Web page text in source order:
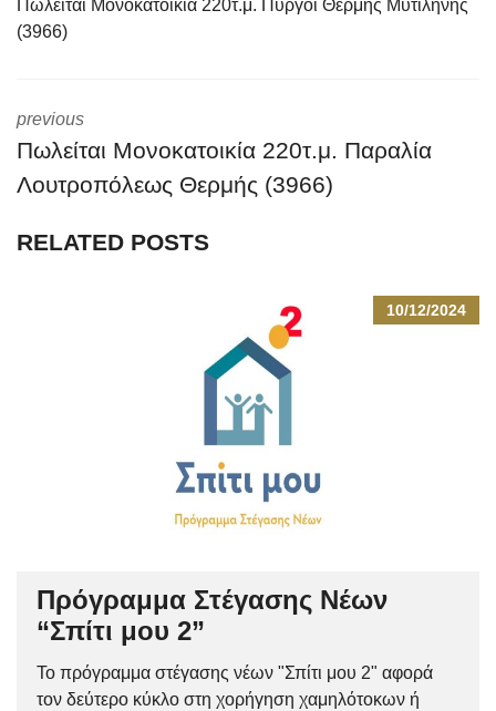
Πωλείται Μονοκατοικία 220τ.μ. Πύργοι Θερμής Μυτιλήνης
(3966)
previous
Πωλείται Μονοκατοικία 220τ.μ. Παραλία
Λουτροπόλεως Θερμής (3966)
RELATED POSTS
10/12/2024
Πρόγραμμα Στέγασης Νέων
“Σπίτι μου 2”
Το πρόγραμμα στέγασης νέων "Σπίτι μου 2" αφορά
τον δεύτερο κύκλο στη χορήγηση χαμηλότοκων ή